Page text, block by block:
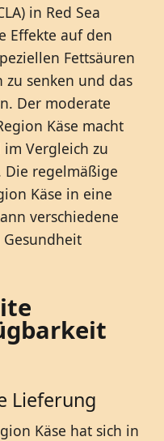
in Red Sea
Effekte auf den
Fettsäuren
zu senken und das
Der moderate
Käse macht
Vergleich zu
Die regelmäßige
Käse in eine
verschiedene
Lieferung
Käse hat sich in